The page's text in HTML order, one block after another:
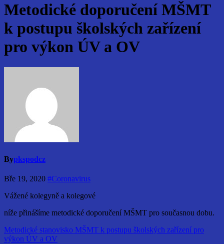
Metodické doporučení MŠMT
k postupu školských zařízení
pro výkon ÚV a OV
Bypkspodcz
Bře 19, 2020 #Coronavirus
Vážené kolegyně a kolegové
níže přinášíme metodické doporučení MŠMT pro současnou dobu.
Metodické stanovisko MŠMT k postupu školských zařízení pro
výkon ÚV a OV